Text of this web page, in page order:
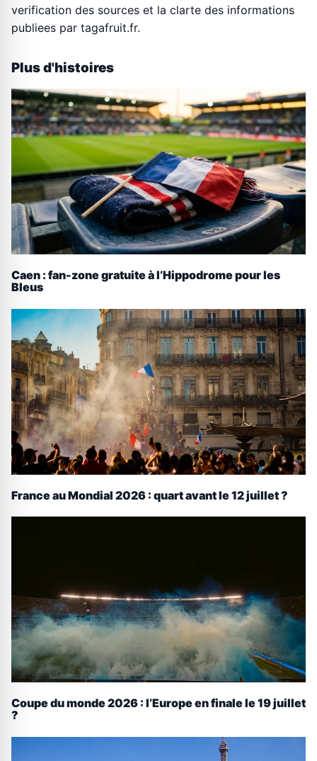
verification des sources et la clarte des informations
publiees par tagafruit.fr.
Plus d'histoires
Caen : fan-zone gratuite à l’Hippodrome pour les
Bleus
France au Mondial 2026 : quart avant le 12 juillet ?
Coupe du monde 2026 : l’Europe en finale le 19 juillet
?